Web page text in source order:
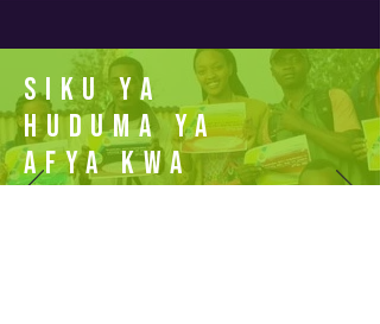
Siku ya
Huduma ya
Afya kwa